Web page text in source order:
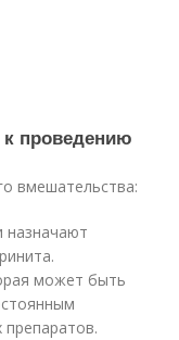
к проведению
вмешательства:
назначают
может быть